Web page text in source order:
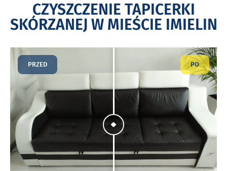
CZYSZCZENIE TAPICERKI
SKÓRZANEJ W MIEŚCIE IMIELIN
PRZED PO